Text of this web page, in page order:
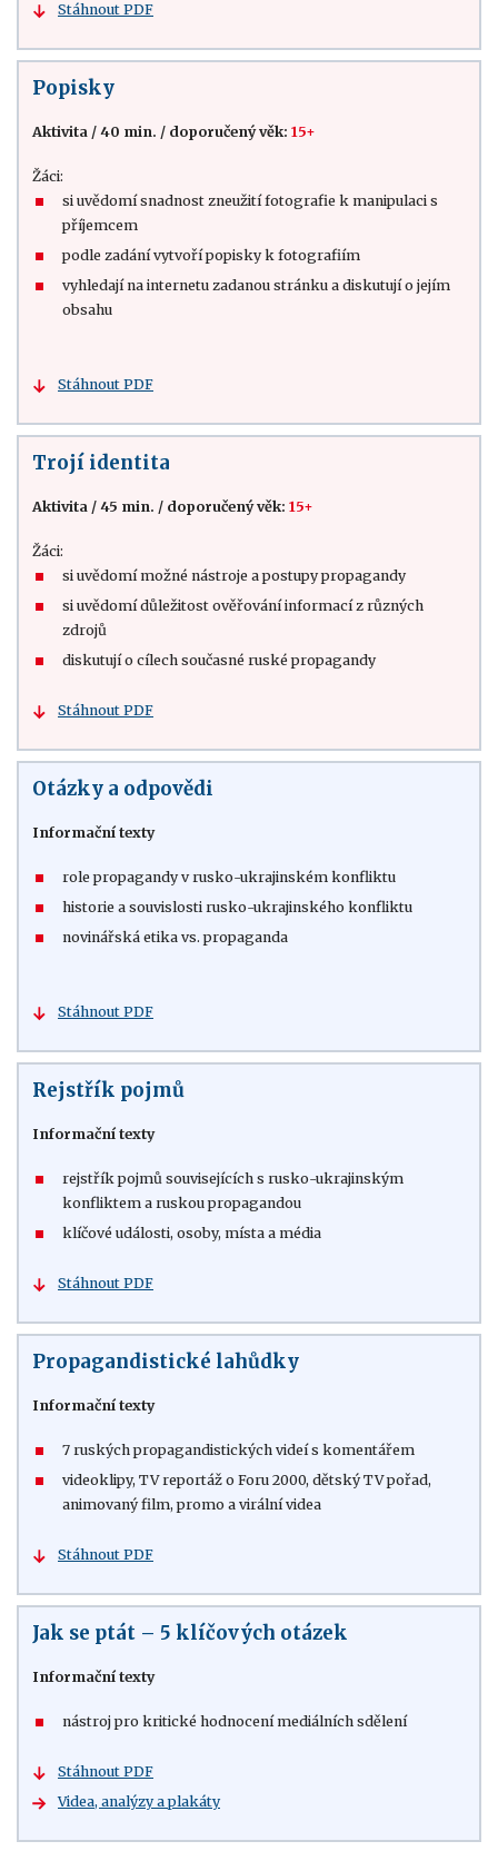
Stáhnout PDF
Popisky
Aktivita / 40 min. / doporučený věk: 15+
Žáci:
si uvědomí snadnost zneužití fotografie k manipulaci s
příjemcem
podle zadání vytvoří popisky k fotografiím
vyhledají na internetu zadanou stránku a diskutují o jejím
obsahu
Stáhnout PDF
Trojí identita
Aktivita / 45 min. / doporučený věk: 15+
Žáci:
si uvědomí možné nástroje a postupy propagandy
si uvědomí důležitost ověřování informací z různých
zdrojů
diskutují o cílech současné ruské propagandy
Stáhnout PDF
Otázky a odpovědi
Informační texty
role propagandy v rusko-ukrajinském konfliktu
historie a souvislosti rusko-ukrajinského konfliktu
novinářská etika vs. propaganda
Stáhnout PDF
Rejstřík pojmů
Informační texty
rejstřík pojmů souvisejících s rusko-ukrajinským
konfliktem a ruskou propagandou
klíčové události, osoby, místa a média
Stáhnout PDF
Propagandistické lahůdky
Informační texty
7 ruských propagandistických videí s komentářem
videoklipy, TV reportáž o Foru 2000, dětský TV pořad,
animovaný film, promo a virální videa
Stáhnout PDF
Jak se ptát – 5 klíčových otázek
Informační texty
nástroj pro kritické hodnocení mediálních sdělení
Stáhnout PDF
Videa, analýzy a plakáty